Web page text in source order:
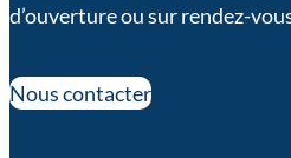
d’ouverture ou sur rendez-
Nous contacter